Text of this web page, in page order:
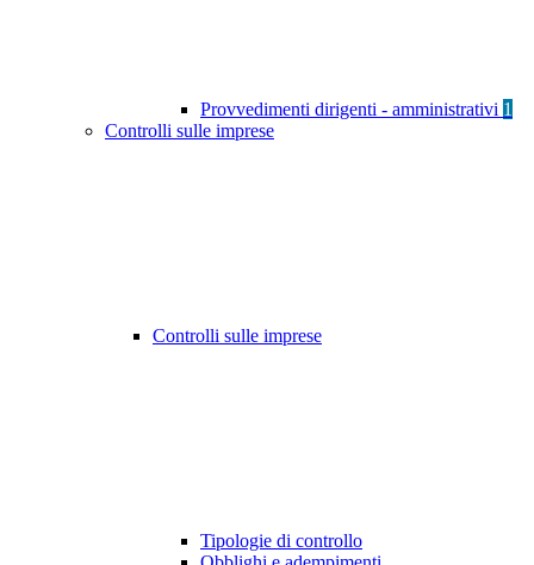
Provvedimenti dirigenti - amministrativi 1
Controlli sulle imprese
Controlli sulle imprese
Tipologie di controllo